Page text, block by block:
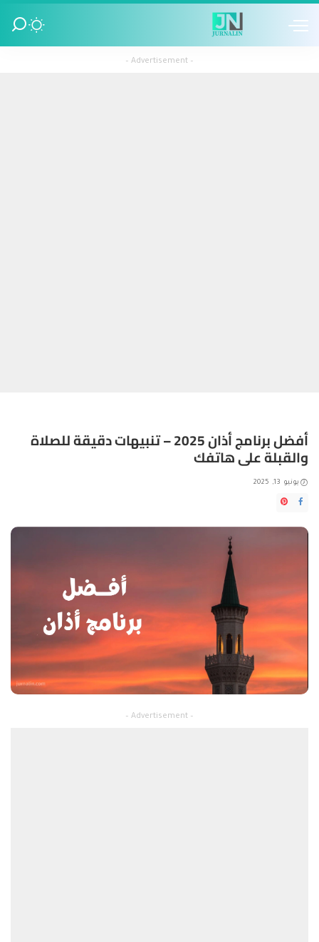
– Advertisement –
أفضل برنامج أذان 2025 – تنبيهات دقيقة للصلاة
والقبلة على هاتفك
يونيو 13, 2025
– Advertisement –